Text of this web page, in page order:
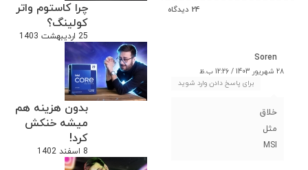
چرا کاستوم واتر
کولینگ؟
25 اردیبهشت 1403
بدون هزینه هم
میشه خنکش
کرد!
8 اسفند 1402
24 دیدگاه
Soren
28 شهریور 1403 / 12:26 ب.ظ
برای پاسخ دادن وارد شوید
خلاق
مثل
MSI